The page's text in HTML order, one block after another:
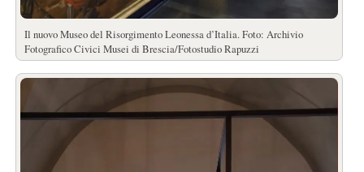
Il nuovo Museo del Risorgimento Leonessa d’Italia. Foto: Archivio
Fotografico Civici Musei di Brescia/Fotostudio Rapuzzi